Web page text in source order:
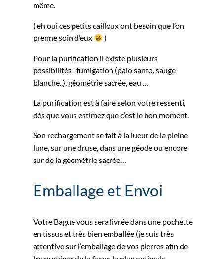
même.
( eh oui ces petits cailloux ont besoin que l’on
prenne soin d’eux
)
Pour la purification il existe plusieurs
possibilités : fumigation (palo santo, sauge
blanche..), géométrie sacrée, eau …
La purification est à faire selon votre ressenti,
dès que vous estimez que c’est le bon moment.
Son rechargement se fait à la lueur de la pleine
lune, sur une druse, dans une géode ou encore
sur de la géométrie sacrée…
Emballage et Envoi
Votre Bague vous sera livrée dans une pochette
en tissus et très bien emballée (je suis très
attentive sur l’emballage de vos pierres afin de